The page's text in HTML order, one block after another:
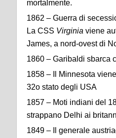
mortalmente.
1862 – Guerra di
La CSS Virginia viene
James, a nord-ovest di
1860 – Garibaldi sbarca
1858 – Il Minnesota
32o stato degli USA
1857 – Moti indiani del
strappano Delhi ai
1849 – Il generale